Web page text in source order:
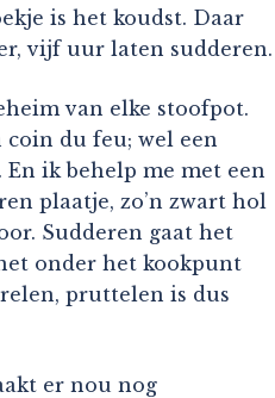
is het koudst. Daar
vijf uur laten sudderen.
van elke stoofpot.
coin du feu; wel een
ik behelp me met een
plaatje, zo’n zwart hol
Sudderen gaat het
onder het kookpunt
pruttelen is dus
er nou nog